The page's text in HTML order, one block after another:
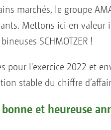
marchés, le groupe
Mettons ici en valeur
SCHMOTZER !
l'exercice 2022 et
stable du chiffre
et heureuse